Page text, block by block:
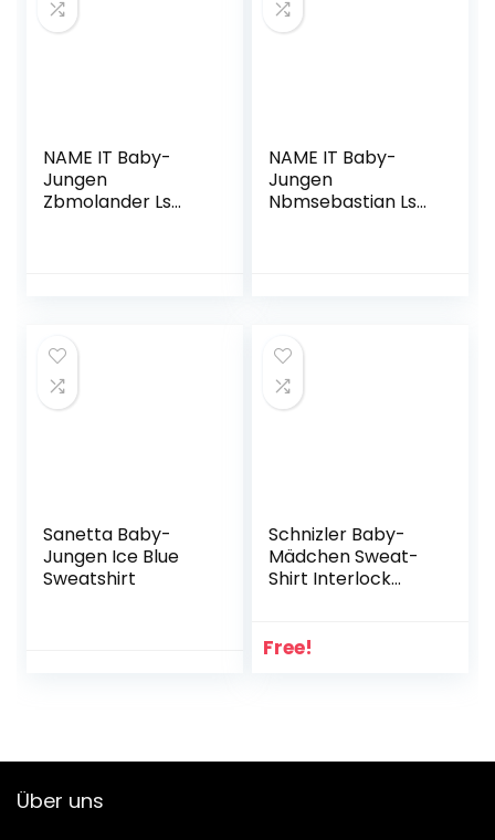
NAME IT Baby-
Jungen
Zbmolander Ls
NAME IT Baby-
Jungen
Nbmsebastian Ls
Sanetta Baby-
Jungen Ice Blue
Sweatshirt
Schnizler Baby-
Mädchen Sweat-
Shirt Interlock
Free!
Über uns